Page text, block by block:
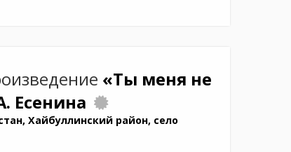
«Ты меня не
Есенина
Хайбуллинский район, село